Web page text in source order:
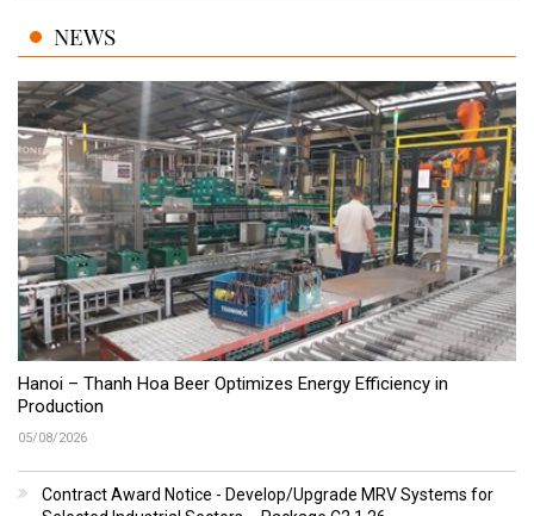
NEWS
Hanoi – Thanh Hoa Beer Optimizes Energy Efficiency in
Production
05/08/2026
Contract Award Notice - Develop/Upgrade MRV Systems for